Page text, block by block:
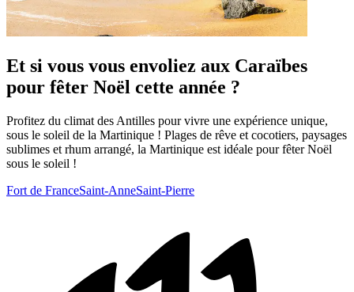
Et si vous vous envoliez aux Caraïbes
pour fêter Noël cette année ?
Profitez du climat des Antilles pour vivre une expérience unique,
sous le soleil de la Martinique ! Plages de rêve et cocotiers, paysages
sublimes et rhum arrangé, la Martinique est idéale pour fêter Noël
sous le soleil !
Fort de FranceSaint-AnneSaint-Pierre